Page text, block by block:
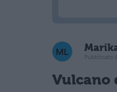
Pubblicato
Vulcano